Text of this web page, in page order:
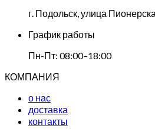
г. Подольск, улица
График работы
Пн-Пт: 08:00–18:00
КОМПАНИЯ
о нас
доставка
контакты